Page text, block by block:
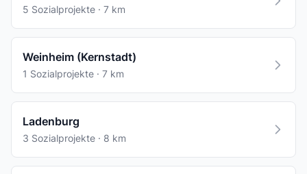
5 Sozialprojekte · 7 km
Weinheim (Kernstadt)
1 Sozialprojekte · 7 km
Ladenburg
3 Sozialprojekte · 8 km